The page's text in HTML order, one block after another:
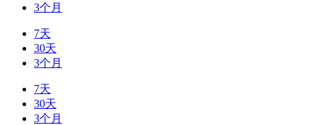
3个月
7天
30天
3个月
7天
30天
3个月